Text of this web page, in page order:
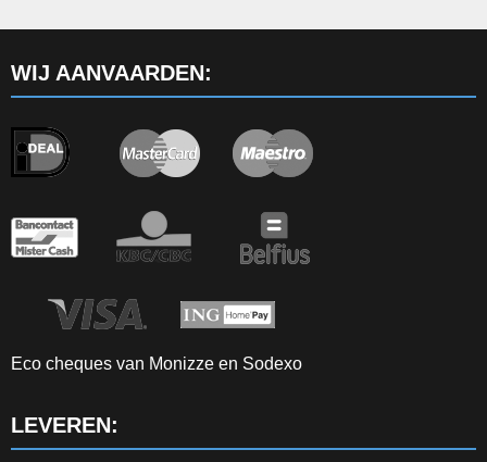
WIJ AANVAARDEN:
Eco cheques van Monizze en Sodexo
LEVEREN: